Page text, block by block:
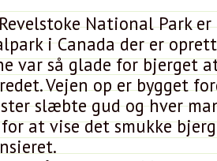
National Park er
i Canada der er
var så glade for bjerget
Vejen op er bygget
slæbte gud og hver
at vise det smukke